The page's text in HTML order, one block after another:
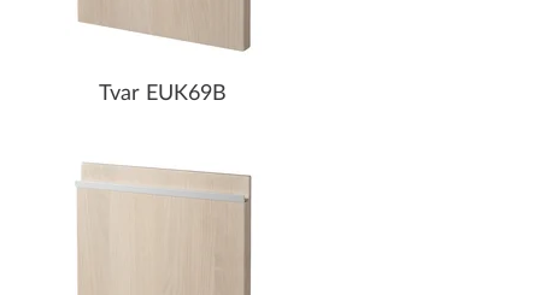
Tvar EUK69B